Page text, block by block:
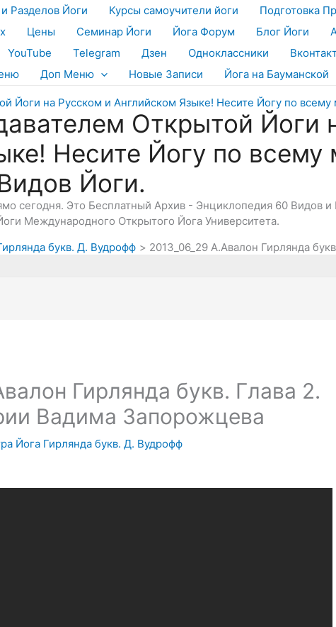
Разделов Йоги Курсы самоучители йоги
Подготовка
Цены Семинар Йоги Йога Форум Блог Йоги
YouTube Telegram Дзен Одноклассники
Доп Меню Новые Записи Йога на Бауманской
Открытой Йоги
Несите Йогу по
Йоги.
сегодня. Это Бесплатный Архив - Энциклопедия 60 Видов
Международного Открытого Йога Университета.
букв. Д. Вудрофф 2013_06_29 А.Авалон Гирлянда
Гирлянда букв. Глава 2.
Вадима Запорожцева
Йога Гирлянда букв. Д. Вудрофф